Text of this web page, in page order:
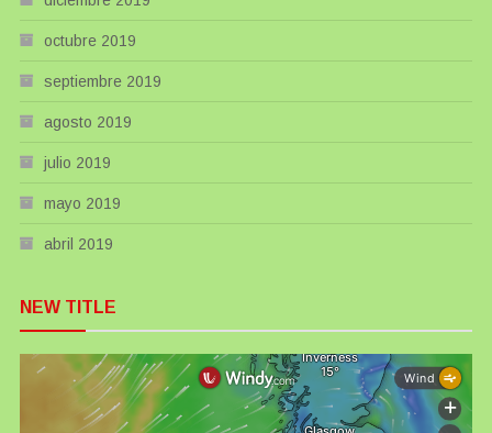
octubre 2019
septiembre 2019
agosto 2019
julio 2019
mayo 2019
abril 2019
NEW TITLE